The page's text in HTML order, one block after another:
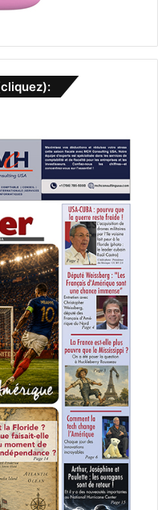
« escort boy » à
Jonah Hauer-